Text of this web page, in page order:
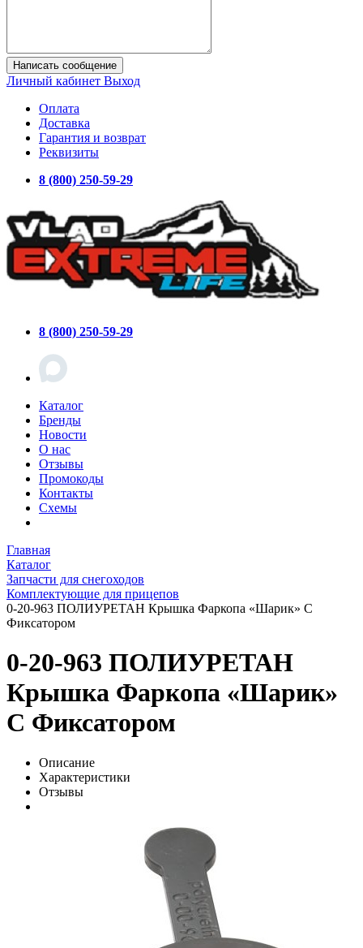
Написать сообщение
Личный кабинет Выход
Оплата
Доставка
Гарантия и возврат
Реквизиты
8 (800) 250-59-29
8 (800) 250-59-29
Каталог
Бренды
Новости
О нас
Отзывы
Промокоды
Контакты
Схемы
Главная
Каталог
Запчасти для снегоходов
Комплектующие для прицепов
0-20-963 ПОЛИУРЕТАН Крышка Фаркопа «Шарик» С
Фиксатором
0-20-963 ПОЛИУРЕТАН
Крышка Фаркопа «Шарик»
С Фиксатором
Описание
Характеристики
Отзывы